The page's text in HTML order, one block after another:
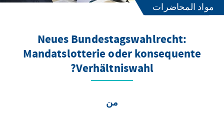
مواد المحاضرات
Neues Bundestagswahlrecht:
Mandatslotterie oder konsequente
Verhältniswahl?
من